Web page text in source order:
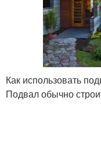
Как использовать
Подвал обычно